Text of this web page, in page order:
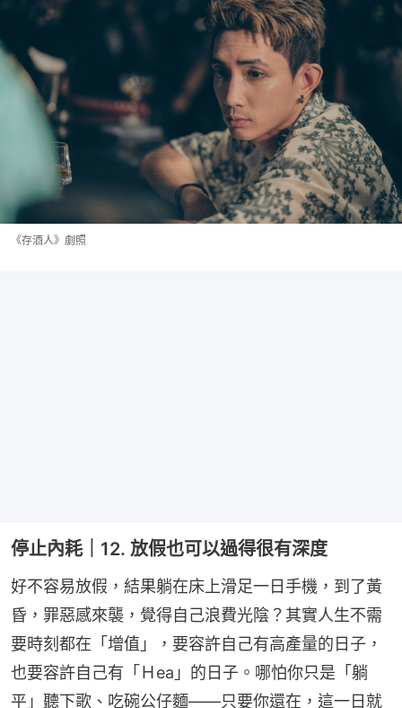
《存酒人》劇照
停止內耗｜12. 放假也可以過得很有深度
好不容易放假，結果躺在床上滑足一日手機，到了黃
昏，罪惡感來襲，覺得自己浪費光陰？其實人生不需
要時刻都在「增值」，要容許自己有高產量的日子，
也要容許自己有「Ｈea」的日子。哪怕你只是「躺
平」聽下歌、吃碗公仔麵——只要你還在，這一日就